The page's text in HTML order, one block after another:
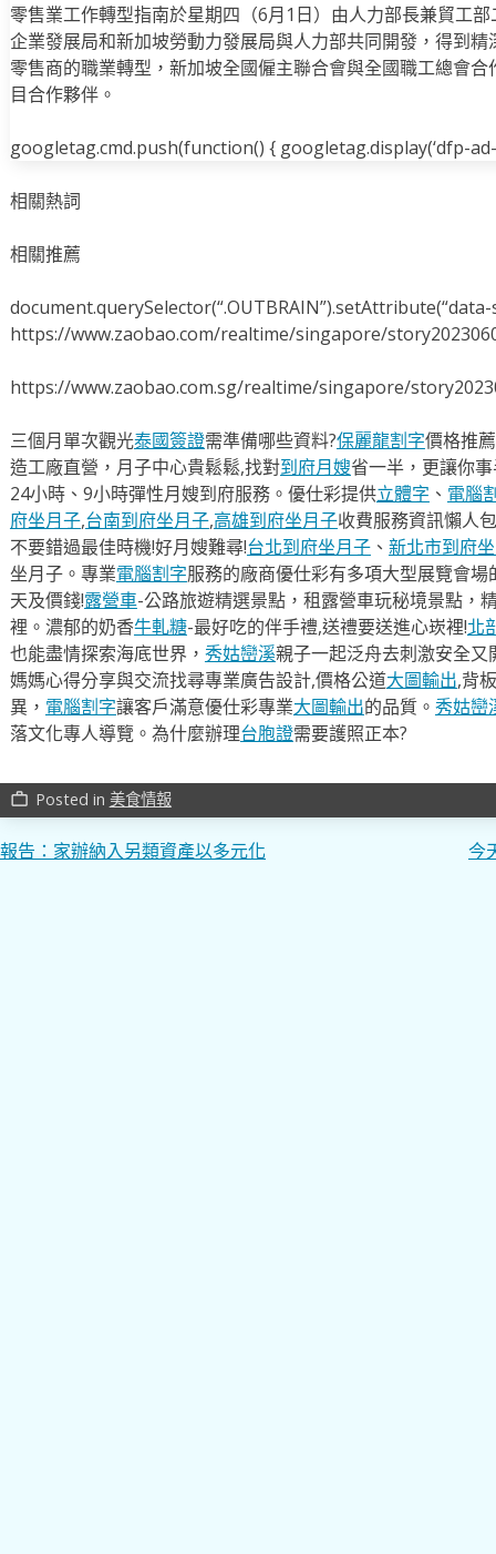
零售業工作轉型指南於星期四（6月1日）由人力部長兼貿工
企業發展局和新加坡勞動力發展局與人力部共同開發，得到
零售商的職業轉型，新加坡全國僱主聯合會與全國職工總會
目合作夥伴。
googletag.cmd.push(function() { googletag.display(‘dfp-ad-
相關熱詞
相關推薦
document.querySelector(“.OUTBRAIN”).setAttribute(“data-
https://www.zaobao.com/realtime/singapore/
https://www.zaobao.com.sg/realtime/singapore/
三個月單次觀光泰國簽證需準備哪些資料?保麗龍割字價格推
造工廠直營，月子中心貴鬆鬆,找對到府月嫂省一半，更讓你
24小時、9小時彈性月嫂到府服務。優仕彩提供立體字 、 電腦
府坐月子,台南到府坐月子,高雄到府坐月子收費服務資訊懶人
不要錯過最佳時機!好月嫂難尋!台北到府坐月子、 新北市到府
坐月子。專業電腦割字服務的廠商優仕彩有多項大型展覽會場
天及價錢!露營車-公路旅遊精選景點，租露營車玩秘境景點，
裡。濃郁的奶香牛軋糖-最好吃的伴手禮,送禮要送進心崁裡!北
也能盡情探索海底世界， 秀姑巒溪親子一起泛舟去​刺激安全
媽媽心得分享與交流找尋專業廣告設計,價格公道大圖輸出,背
異， 電腦割字讓客戶滿意優仕彩專業大圖輸出的品質。 秀姑巒
落文化專人導覽。為什麼辦理台胞證需要護照正本?
work_outline Posted in 美食情報
文
報告：家辦納入另類資產以多元化 今